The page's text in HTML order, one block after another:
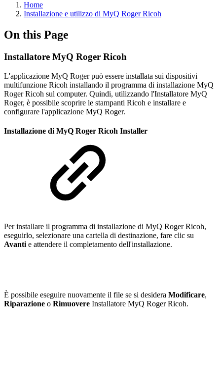
Home
Installazione e utilizzo di MyQ Roger Ricoh
On this Page
Installatore MyQ Roger Ricoh
L'applicazione MyQ Roger può essere installata sui dispositivi
multifunzione Ricoh installando il programma di installazione MyQ
Roger Ricoh sul computer. Quindi, utilizzando l'Installatore MyQ
Roger, è possibile scoprire le stampanti Ricoh e installare e
configurare l'applicazione MyQ Roger.
Installazione di MyQ Roger Ricoh Installer
Per installare il programma di installazione di MyQ Roger Ricoh,
eseguirlo, selezionare una cartella di destinazione, fare clic su
Avanti e attendere il completamento dell'installazione.
È possibile eseguire nuovamente il file se si desidera Modificare,
Riparazione o Rimuovere Installatore MyQ Roger Ricoh.